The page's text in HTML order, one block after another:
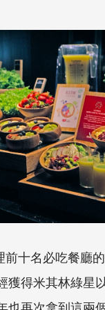
前十名必吃餐廳
獲得米其林綠星